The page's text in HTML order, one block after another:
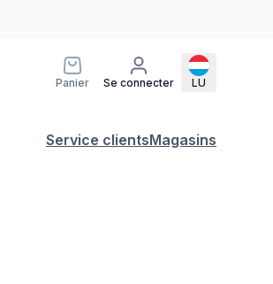
Panier Se connecter LU
Service clientsMagasins